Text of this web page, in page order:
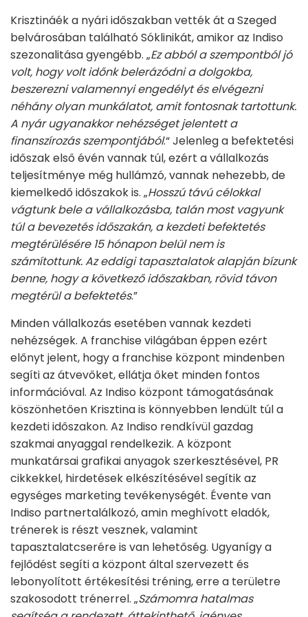
Krisztináék a nyári időszakban vették át a Szeged
belvárosában található Sóklinikát, amikor az Indiso
szezonalitása gyengébb. „Ez abból a szempontból jó
volt, hogy volt időnk belerázódni a dolgokba,
beszerezni valamennyi engedélyt és elvégezni
néhány olyan munkálatot, amit fontosnak tartottunk.
A nyár ugyanakkor nehézséget jelentett a
finanszírozás szempontjából.“ Jelenleg a befektetési
időszak első évén vannak túl, ezért a vállalkozás
teljesítménye még hullámzó, vannak nehezebb, de
kiemelkedő időszakok is. „Hosszú távú célokkal
vágtunk bele a vállalkozásba, talán most vagyunk
túl a bevezetés időszakán, a kezdeti befektetés
megtérülésére 15 hónapon belül nem is
számítottunk. Az eddigi tapasztalatok alapján bízunk
benne, hogy a következő időszakban, rövid távon
megtérül a befektetés.”
Minden vállalkozás esetében vannak kezdeti
nehézségek. A franchise világában éppen ezért
előnyt jelent, hogy a franchise központ mindenben
segíti az átvevőket, ellátja őket minden fontos
információval. Az Indiso központ támogatásának
köszönhetően Krisztina is könnyebben lendült túl a
kezdeti időszakon. Az Indiso rendkívül gazdag
szakmai anyaggal rendelkezik. A központ
munkatársai grafikai anyagok szerkesztésével, PR
cikkekkel, hirdetések elkészítésével segítik az
egységes marketing tevékenységét. Évente van
Indiso partnertalálkozó, amin meghívott eladók,
trénerek is részt vesznek, valamint
tapasztalatcserére is van lehetőség. Ugyanígy a
fejlődést segíti a központ által szervezett és
lebonyolított értékesítési tréning, erre a területre
szakosodott trénerrel. „Számomra hatalmas